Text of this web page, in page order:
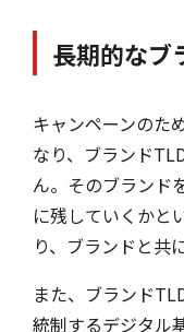
長期的なブ
キャンペーンのた
なり、ブランド
ん。そのブランド
に残していくかと
り、ブランドと共
また、ブランド
統制するデジタル